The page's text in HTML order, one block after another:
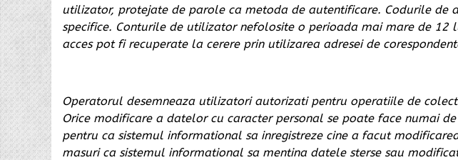
utilizator, protejate de parole ca metoda de autentificare. Codurile
specifice. Conturile de utilizator nefolosite o perioada mai mare de
acces pot fi recuperate la cerere prin utilizarea adresei de
Operatorul desemneaza utilizatori autorizati pentru operatiile de
Orice modificare a datelor cu caracter personal se poate face numai
pentru ca sistemul informational sa inregistreze cine a facut
masuri ca sistemul informational sa mentina datele sterse sau